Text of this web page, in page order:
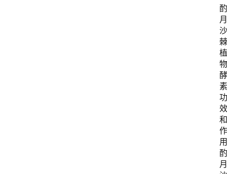
酌
月
沙
棘
植
物
酵
素
功
效
和
作
酌
月